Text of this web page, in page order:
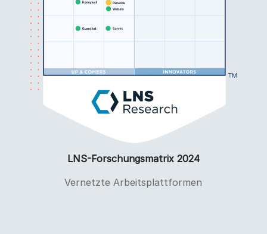
LNS-Forschungsmatrix 2024
Vernetzte Arbeitsplattformen